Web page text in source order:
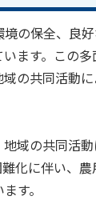
境の保全、良
ます。この多
の共同活動
域の共同活
化に伴い、農
す。